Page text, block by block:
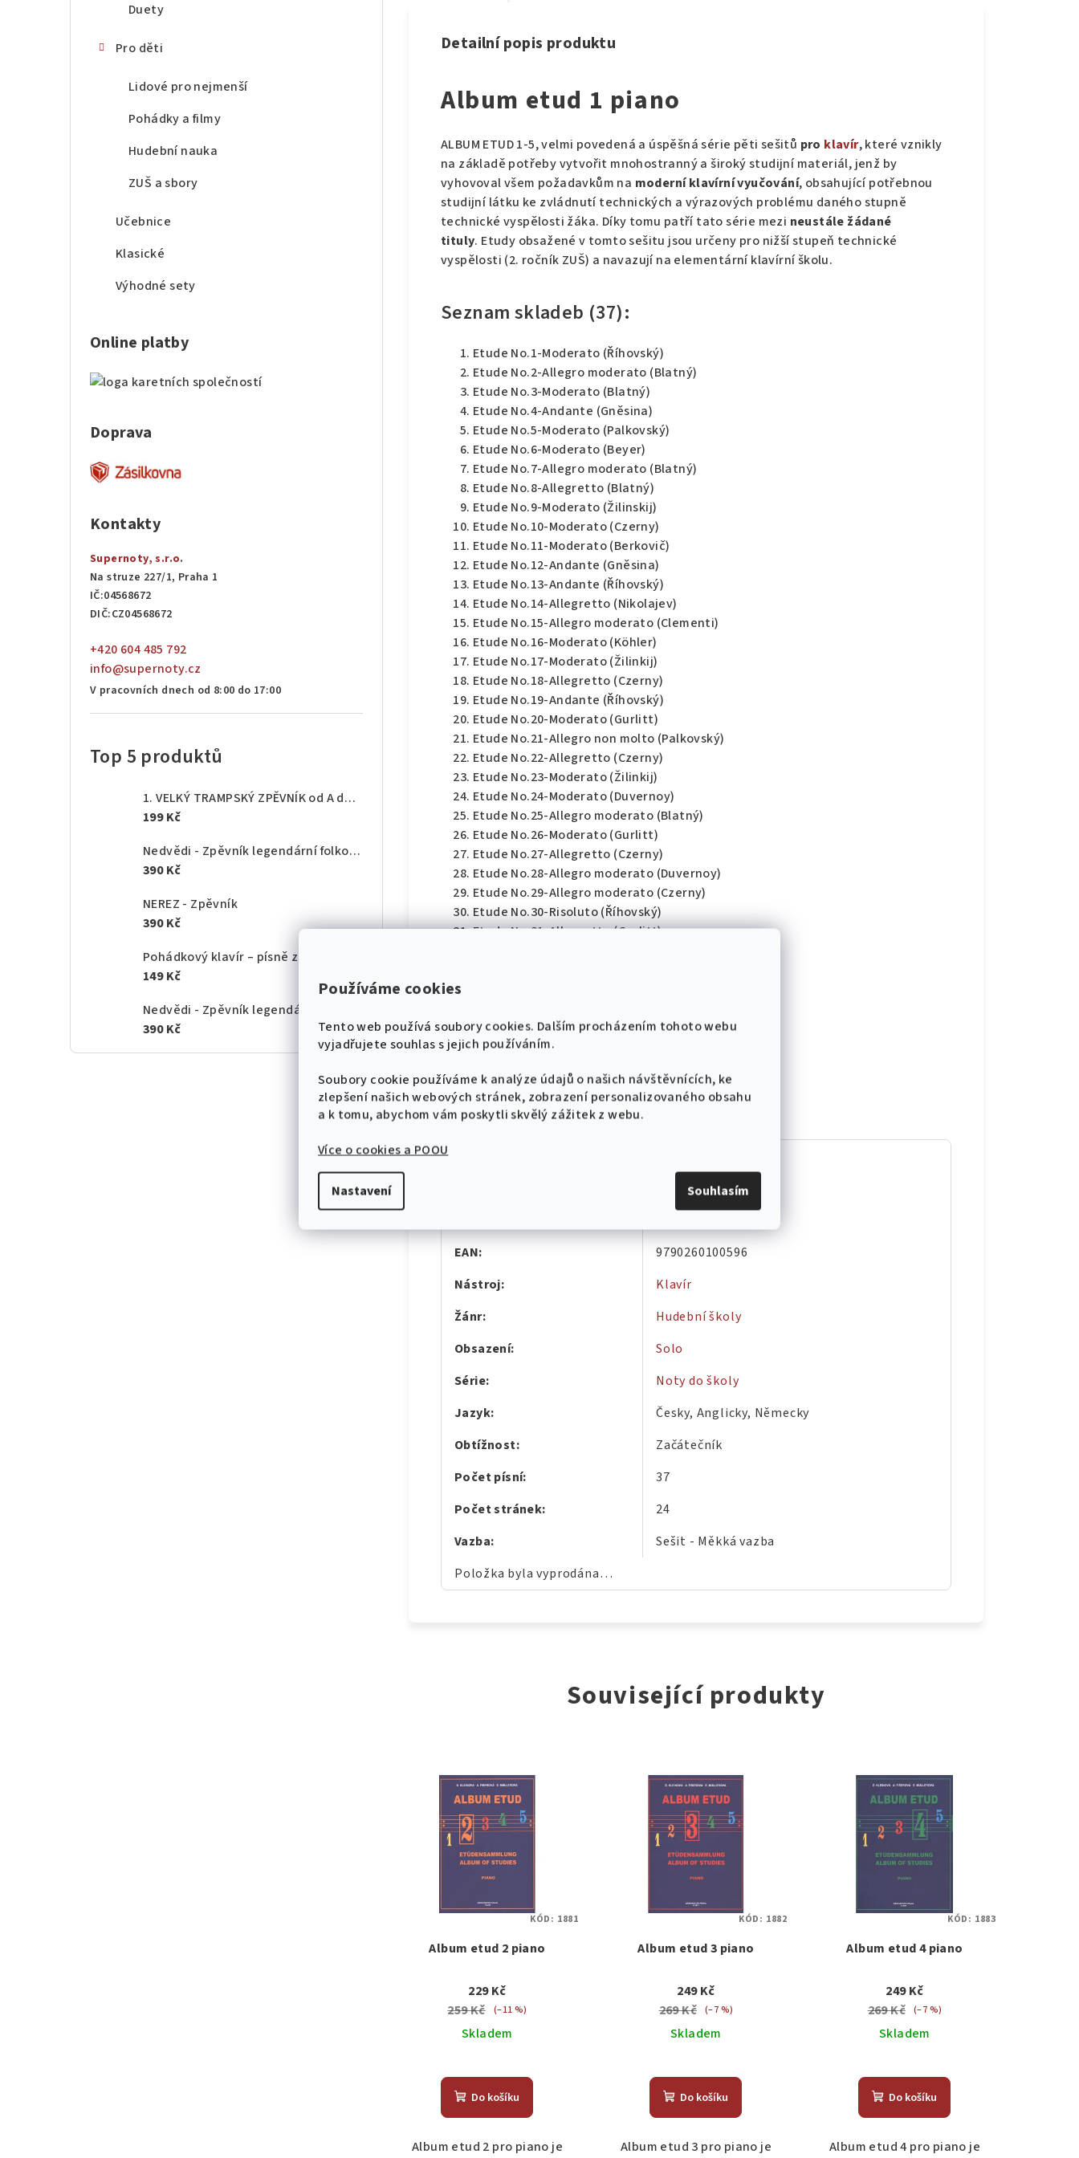
Používáme cookies
Tento web používá soubory cookies. Dalším procházením tohoto webu
vyjadřujete souhlas s jejich používáním.
Soubory cookie používáme k analýze údajů o našich návštěvnících, ke
zlepšení našich webových stránek, zobrazení personalizovaného obsahu
a k tomu, abychom vám poskytli skvělý zážitek z webu.
Více o cookies a POOU
Nastavení Souhlasím
Duety
Pro děti
Lidové pro nejmenší
Pohádky a filmy
Hudební nauka
ZUŠ a sbory
Učebnice
Klasické
Výhodné sety
Online platby
Doprava
Kontakty
Supernoty, s.r.o.
Na struze 227/1, Praha 1
IČ:04568672
DIČ:CZ04568672
+420 604 485 792
info@supernoty.cz
V pracovních dnech od 8:00 do 17:00
Top 5 produktů
1. VELKÝ TRAMPSKÝ ZPĚVNÍK od A do Z - texty akordy
199 Kč
Nedvědi - Zpěvník legendární folkové rodiny - 1.díl
390 Kč
NEREZ - Zpěvník
390 Kč
149 Kč
390 Kč
Detailní popis produktu
Album etud 1 piano
ALBUM ETUD 1-5, velmi povedená a úspěšná série pěti sešitů pro klavír, které vznikly
na základě potřeby vytvořit mnohostranný a široký studijní materiál, jenž by
vyhovoval všem požadavkům na moderní klavírní vyučování, obsahující potřebnou
studijní látku ke zvládnutí technických a výrazových problému daného stupně
technické vyspělosti žáka. Díky tomu patří tato série mezi neustále žádané
tituly. Etudy obsažené v tomto sešitu jsou určeny pro nižší stupeň technické
vyspělosti (2. ročník ZUŠ) a navazují na elementární klavírní školu.
Seznam skladeb (37):
Etude No.1-Moderato (Říhovský)
Etude No.2-Allegro moderato (Blatný)
Etude No.3-Moderato (Blatný)
Etude No.4-Andante (Gněsina)
Etude No.5-Moderato (Palkovský)
Etude No.6-Moderato (Beyer)
Etude No.7-Allegro moderato (Blatný)
Etude No.8-Allegretto (Blatný)
Etude No.9-Moderato (Žilinskij)
Etude No.10-Moderato (Czerny)
Etude No.11-Moderato (Berkovič)
Etude No.12-Andante (Gněsina)
Etude No.13-Andante (Říhovský)
Etude No.14-Allegretto (Nikolajev)
Etude No.15-Allegro moderato (Clementi)
Etude No.16-Moderato (Köhler)
Etude No.17-Moderato (Žilinkij)
Etude No.18-Allegretto (Czerny)
Etude No.19-Andante (Říhovský)
Etude No.20-Moderato (Gurlitt)
Etude No.21-Allegro non molto (Palkovský)
Etude No.22-Allegretto (Czerny)
Etude No.23-Moderato (Žilinkij)
Etude No.24-Moderato (Duvernoy)
Etude No.25-Allegro moderato (Blatný)
Etude No.26-Moderato (Gurlitt)
Etude No.27-Allegretto (Czerny)
Etude No.28-Allegro moderato (Duvernoy)
Etude No.29-Allegro moderato (Czerny)
Etude No.30-Risoluto (Říhovský)
Etude No.31-Allegretto (Gurlitt)
Etude No.36-Moderato (Couppey)
Etude No.37-Moderato (Goldenvejzer)
Doplňkové parametry
2 roky
EAN:
9790260100596
Nástroj:
Klavír
Žánr:
Hudební školy
Obsazení:
Solo
Série:
Noty do školy
Jazyk:
Česky, Anglicky, Německy
Obtížnost:
Začátečník
Počet písní:
37
Počet stránek:
24
Vazba:
Sešit - Měkká vazba
Položka byla vyprodána…
Související produkty
Album etud 2 piano
229 Kč
259 Kč
(–11 %)
Skladem
Do košíku
Album etud 2 pro piano je
KÓD: 1881
Album etud 3 piano
249 Kč
269 Kč (–7 %)
Skladem
Do košíku
Album etud 3 pro piano je
KÓD: 1882
Album etud 4 piano
249 Kč
269 Kč (–7 %)
Skladem
Do košíku
Album etud 4 pro piano je
KÓD: 1883